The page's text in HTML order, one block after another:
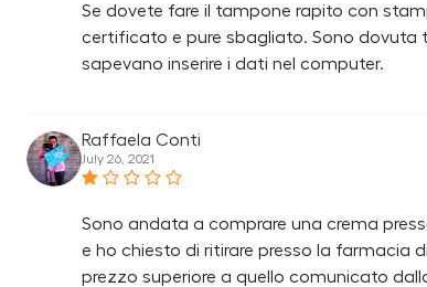
Se dovete fare il tampone rapito con
certificato e pure sbagliato. Sono dovuta
sapevano inserire i dati nel computer.
Raffaela Conti
July 26, 2021
Sono andata a comprare una crema
e ho chiesto di ritirare presso la farmacia
prezzo superiore a quello comunicato